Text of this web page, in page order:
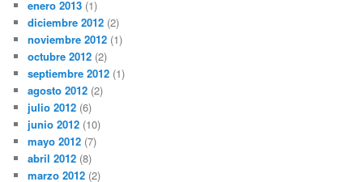
enero 2013 (1)
diciembre 2012 (2)
noviembre 2012 (1)
octubre 2012 (2)
septiembre 2012 (1)
agosto 2012 (2)
julio 2012 (6)
junio 2012 (10)
mayo 2012 (7)
abril 2012 (8)
marzo 2012 (2)